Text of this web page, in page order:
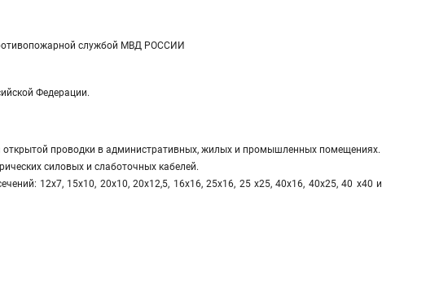
службой МВД РОССИИ
Федерации.
открытой проводки в административных, жилых и промышленных помещениях.
силовых и слаботочных кабелей.
12х7, 15х10, 20х10, 20х12,5, 16х16, 25х16, 25 х25, 40х16, 40х25, 40 х40 и